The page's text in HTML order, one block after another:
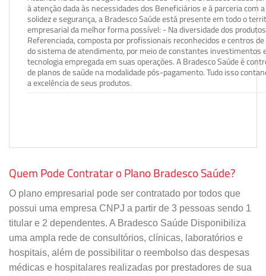
à atenção dada às necessidades dos Beneficiários e à parceria com
solidez e segurança, a Bradesco Saúde está presente em todo o
empresarial da melhor forma possível: - Na diversidade dos
Referenciada, composta por profissionais reconhecidos e centros
do sistema de atendimento, por meio de constantes investimentos
tecnologia empregada em suas operações. A Bradesco Saúde é
de planos de saúde na modalidade pós-pagamento. Tudo isso
a excelência de seus produtos.
Quem Pode Contratar o Plano Bradesco Saúde?
O plano empresarial pode ser contratado por todos que
possui uma empresa CNPJ a partir de 3 pessoas sendo 1
titular e 2 dependentes. A Bradesco Saúde Disponibiliza
uma ampla rede de consultórios, clínicas, laboratórios e
hospitais, além de possibilitar o reembolso das despesas
médicas e hospitalares realizadas por prestadores de sua